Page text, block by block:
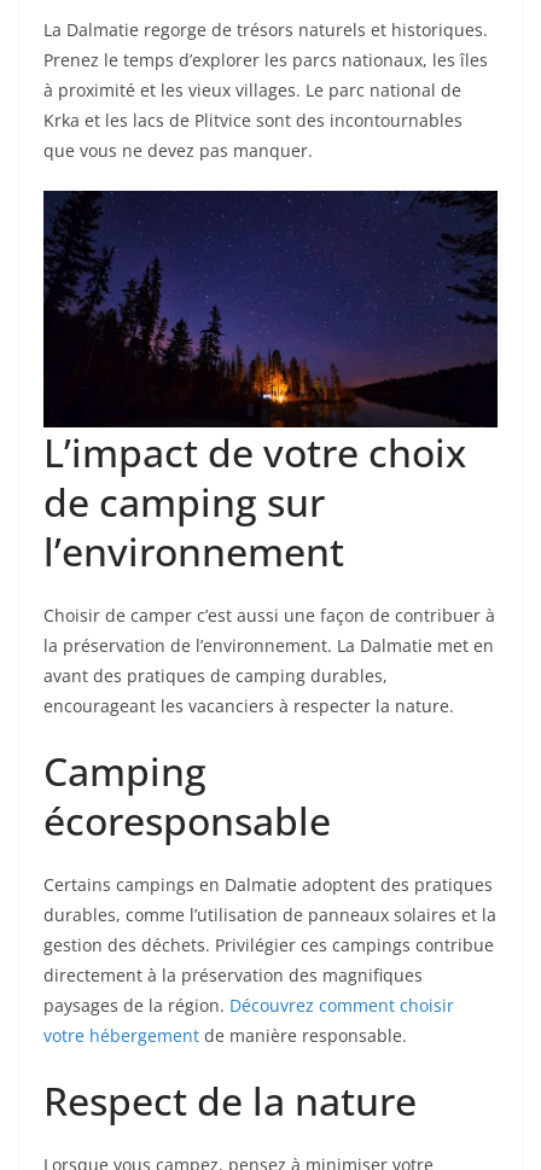
La Dalmatie regorge de trésors naturels et historiques.
Prenez le temps d’explorer les parcs nationaux, les îles
à proximité et les vieux villages. Le parc national de
Krka et les lacs de Plitvice sont des incontournables
que vous ne devez pas manquer.
L’impact de votre choix
de camping sur
l’environnement
Choisir de camper c’est aussi une façon de contribuer à
la préservation de l’environnement. La Dalmatie met en
avant des pratiques de camping durables,
encourageant les vacanciers à respecter la nature.
Camping
écoresponsable
Certains campings en Dalmatie adoptent des pratiques
durables, comme l’utilisation de panneaux solaires et la
gestion des déchets. Privilégier ces campings contribue
directement à la préservation des magnifiques
paysages de la région. Découvrez comment choisir
votre hébergement de manière responsable.
Respect de la nature
Lorsque vous campez, pensez à minimiser votre